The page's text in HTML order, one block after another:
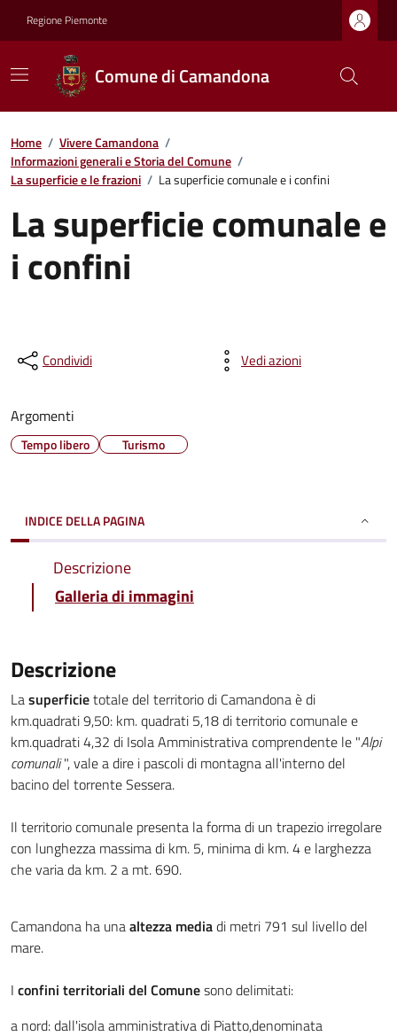
Regione Piemonte
Comune di Camandona
Home / Vivere Camandona /
Informazioni generali e Storia del Comune /
La superficie e le frazioni / La superficie comunale e i confini
La superficie comunale e
i confini
Condividi Vedi azioni
Argomenti
Tempo libero Turismo
INDICE DELLA PAGINA
Descrizione
Galleria di immagini
Descrizione
Lasuperficietotale del territorio di Camandona è di
km.quadrati 9,50: km. quadrati 5,18 di territorio comunale e
km.quadrati 4,32 di Isola Amministrativa comprendente le "Alpi
comunali",vale a dire i pascoli di montagna all'interno del
bacino del torrente Sessera.
Il territorio comunale presenta la forma di un trapezio irregolare
con lunghezza massima di km. 5, minima di km. 4 e larghezza
che varia da km. 2 a mt. 690.
Camandona ha unaaltezza mediadi metri 791 sul livello del
mare.
I confini territoriali del Comunesono delimitati:
a nord: dall'isola amministrativa di Piatto,denominata